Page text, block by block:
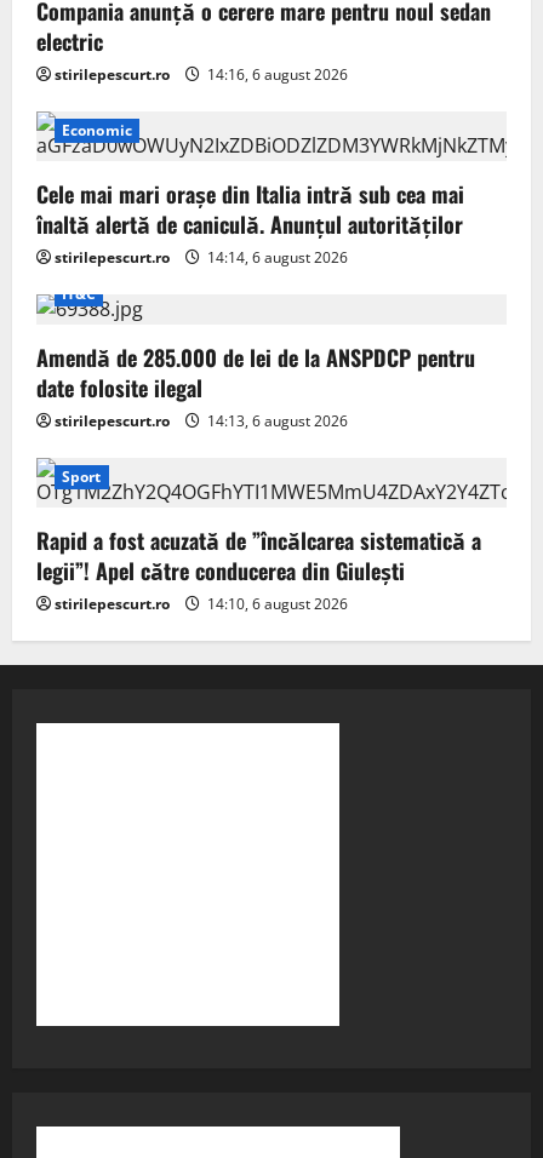
Compania anunță o cerere mare pentru noul sedan
electric
stirilepescurt.ro 14:16, 6 august 2026
Economic
Cele mai mari orașe din Italia intră sub cea mai
înaltă alertă de caniculă. Anunțul autorităților
stirilepescurt.ro
14:14, 6 august 2026
IT&C
Amendă de 285.000 de lei de la ANSPDCP pentru
date folosite ilegal
stirilepescurt.ro 14:13, 6 august 2026
Sport
Rapid a fost acuzată de ”încălcarea sistematică a
legii”! Apel către conducerea din Giulești
stirilepescurt.ro 14:10, 6 august 2026